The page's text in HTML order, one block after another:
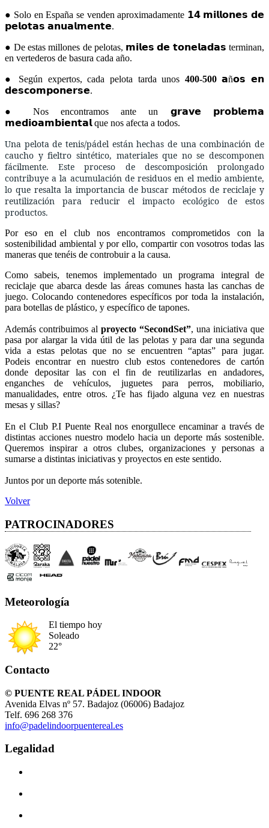
● Solo en España se venden aproximadamente 𝟭𝟰 𝗺𝗶𝗹𝗹𝗼𝗻𝗲𝘀 𝗱𝗲
𝗽𝗲𝗹𝗼𝘁𝗮𝘀 𝗮𝗻𝘂𝗮𝗹𝗺𝗲𝗻𝘁𝗲.
● De estas millones de pelotas, 𝗺𝗶𝗹𝗲𝘀 𝗱𝗲 𝘁𝗼𝗻𝗲𝗹𝗮𝗱𝗮𝘀 terminan,
en vertederos de basura cada año.
● Según expertos, cada pelota tarda unos 400-500𝗮ñ𝗼𝘀 𝗲𝗻
𝗱𝗲𝘀𝗰𝗼𝗺𝗽𝗼𝗻𝗲𝗿𝘀𝗲.
● Nos encontramos ante un 𝗴𝗿𝗮𝘃𝗲 𝗽𝗿𝗼𝗯𝗹𝗲𝗺𝗮
𝗺𝗲𝗱𝗶𝗼𝗮𝗺𝗯𝗶𝗲𝗻𝘁𝗮𝗹 que nos afecta a todos.
Una pelota de tenis/pádel están hechas de una combinación de
caucho y fieltro sintético, materiales que no se descomponen
fácilmente. Este proceso de descomposición prolongado
contribuye a la acumulación de residuos en el medio ambiente,
lo que resalta la importancia de buscar métodos de reciclaje y
reutilización para reducir el impacto ecológico de estos
productos.
Por eso en el club nos encontramos comprometidos con la
sostenibilidad ambiental y por ello, compartir con vosotros todas las
maneras que tenéis de controbuir a la causa.
Como sabeis, tenemos implementado un programa integral de
reciclaje que abarca desde las áreas comunes hasta las canchas de
juego. Colocando contenedores específicos por toda la instalación,
para botellas de plástico, y específico de tapones.
Además contribuimos al proyecto “SecondSet”, una iniciativa que
pasa por alargar la vida útil de las pelotas y para dar una segunda
vida a estas pelotas que no se encuentren “aptas” para jugar.
Podeis encontrar en nuestro club estos contenedores de cartón
donde depositar las con el fin de reutilizarlas en andadores,
enganches de vehículos, juguetes para perros, mobiliario,
manualidades, entre otros. ¿Te has fijado alguna vez en nuestras
mesas y sillas?
En el Club P.I Puente Real nos enorgullece encaminar a través de
distintas acciones nuestro modelo hacia un deporte más sostenible.
Queremos inspirar a otros clubes, organizaciones y personas a
sumarse a distintas iniciativas y proyectos en este sentido.
Juntos por un deporte más sotenible.
Volver
PATROCINADORES
Meteorología
El tiempo hoy
Soleado
22°
Contacto
© PUENTE REAL PÁDEL INDOOR
Avenida Elvas nº 57. Badajoz (06006) Badajoz
Telf. 696 268 376
info@padelindoorpuentereal.es
Legalidad